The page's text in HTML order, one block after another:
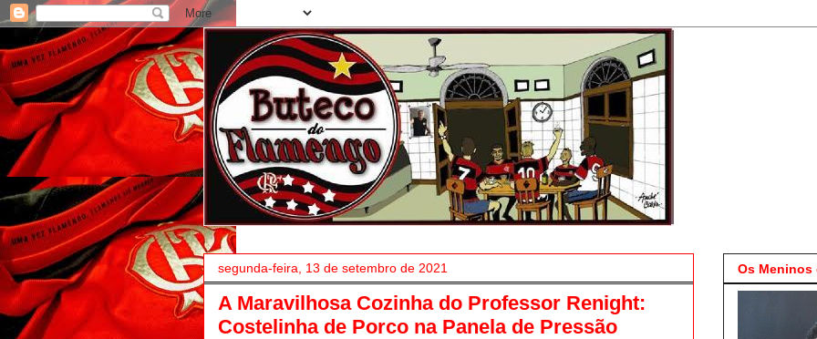
segunda-feira, 13 de setembro de 2021
A Maravilhosa Cozinha do Professor Renight:
Costelinha de Porco na Panela de Pressão
Os